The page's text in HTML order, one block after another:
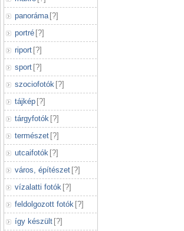
panoráma [?]
portré [?]
riport [?]
sport [?]
szociofotók [?]
tájkép [?]
tárgyfotók [?]
természet [?]
utcaifotók [?]
város, építészet [?]
vízalatti fotók [?]
feldolgozott fotók [?]
így készült [?]